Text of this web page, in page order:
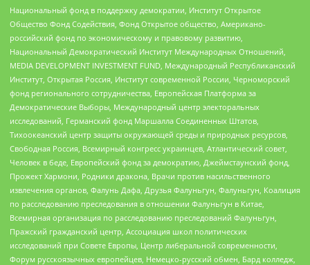
Национальный фонд в поддержку демократии, Институт Открытое
Общество Фонд Содействия, Фонд Открытое общество, Американо-
российский фонд по экономическому и правовому развитию,
Национальный Демократический Институт Международных Отношений,
MEDIA DEVELOPMENT INVESTMENT FUND, Международный Республиканский
Институт, Открытая Россия, Институт современной России, Черноморский
фонд регионального сотрудничества, Европейская Платформа за
Демократические Выборы, Международный центр электоральных
исследований, Германский фонд Маршалла Соединенных Штатов,
Тихоокеанский центр защиты окружающей среды и природных ресурсов,
Свободная Россия, Всемирный конгресс украинцев, Атлантический совет,
Человек в беде, Европейский фонд за демократию, Джеймстаунский фонд,
Прожект Хармони, Родники дракона, Врачи против насильственного
извлечения органов, Фалунь Дафа, Друзья Фалуньгун, Фалуньгун, Коалиция
по расследованию преследования в отношении Фалуньгун в Китае,
Всемирная организация по расследованию преследований Фалуньгун,
Пражский гражданский центр, Ассоциация школ политических
исследований при Совете Европы, Центр либеральной современности,
Форум русскоязычных европейцев, Немецко-русский обмен, Бард колледж,